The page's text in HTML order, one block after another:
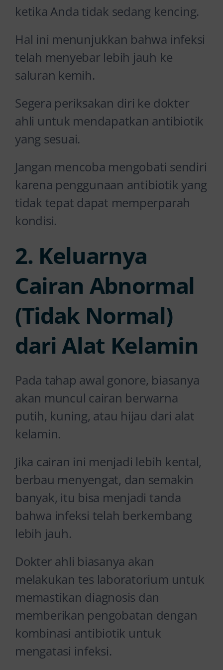
ketika Anda tidak sedang kencing.
Hal ini menunjukkan bahwa infeksi
telah menyebar lebih jauh ke
saluran kemih.
Segera periksakan diri ke dokter
ahli untuk mendapatkan antibiotik
yang sesuai.
Jangan mencoba mengobati sendiri
karena penggunaan antibiotik yang
tidak tepat dapat memperparah
kondisi.
2. Keluarnya
Cairan Abnormal
(Tidak Normal)
dari Alat Kelamin
Pada tahap awal gonore, biasanya
akan muncul cairan berwarna
putih, kuning, atau hijau dari alat
kelamin.
Jika cairan ini menjadi lebih kental,
berbau menyengat, dan semakin
banyak, itu bisa menjadi tanda
bahwa infeksi telah berkembang
lebih jauh.
Dokter ahli biasanya akan
melakukan tes laboratorium untuk
memastikan diagnosis dan
memberikan pengobatan dengan
kombinasi antibiotik untuk
mengatasi infeksi.